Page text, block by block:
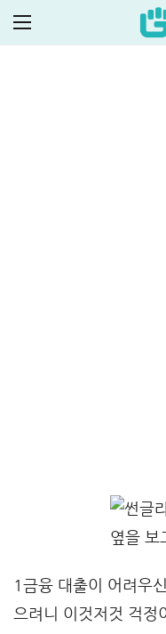
2024-02-06
1금융 대출이 어려우
으려니 이것저것 걱정